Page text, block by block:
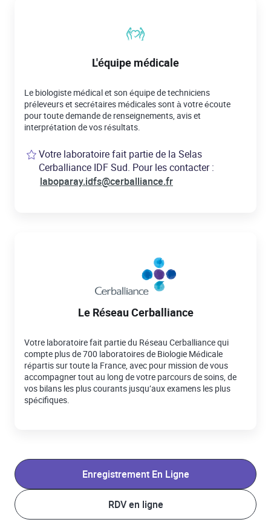
L'équipe médicale
Le biologiste médical et son équipe de techniciens
préleveurs et secrétaires médicales sont à votre écoute
pour toute demande de renseignements, avis et
interprétation de vos résultats.
Votre laboratoire fait partie de la Selas
Cerballiance IDF Sud. Pour les contacter :
laboparay.idfs@cerballiance.fr
Le Réseau Cerballiance
Votre laboratoire fait partie du Réseau Cerballiance qui
compte plus de 700 laboratoires de Biologie Médicale
répartis sur toute la France, avec pour mission de vous
accompagner tout au long de votre parcours de soins, de
vos bilans les plus courants jusqu’aux examens les plus
spécifiques.
Enregistrement En Ligne
RDV en ligne